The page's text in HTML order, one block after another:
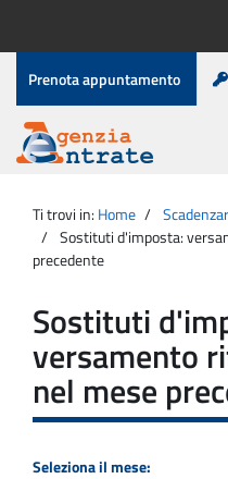
contenuto
Menu
di
servizio
Prenota appuntamento
Agenzia
Entrate
principale
Ti trovi in: Home
Sostituti d'imposta:
precedente
Sostituti
versamento
nel mese
Seleziona il mese: